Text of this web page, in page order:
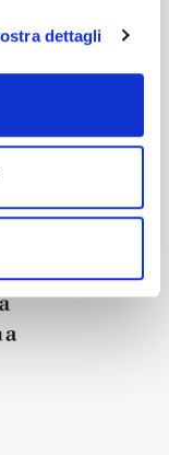
dettagli
fabric?